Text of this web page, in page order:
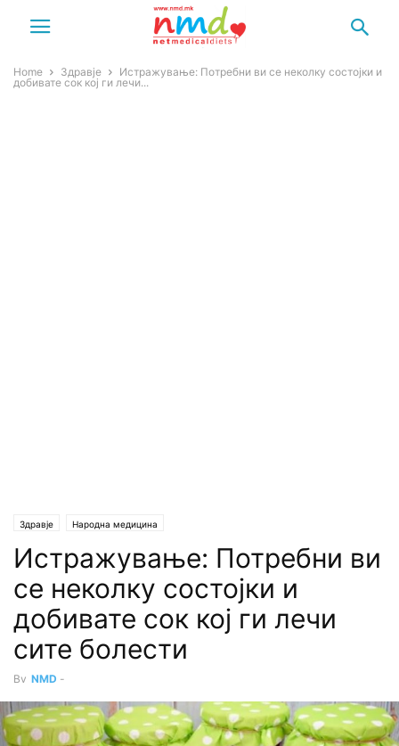
Home Здравје
Истражување: Потребни ви се неколку состојки и
добивате сок кој ги лечи...
Здравје Народна медицина
Истражување: Потребни ви
се неколку состојки и
добивате сок кој ги лечи
сите болести
By NMD -